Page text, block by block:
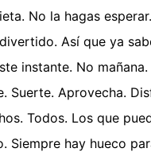
No la hagas
Así que ya
instante. No
Suerte. Aprovecha.
Todos. Los que
Siempre hay hueco